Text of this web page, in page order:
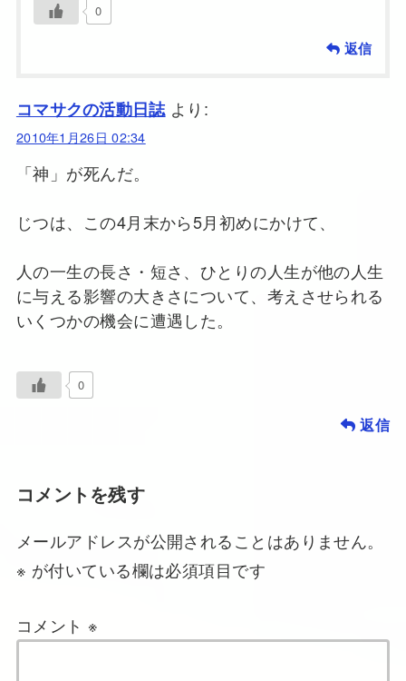
0
返信
コマサクの活動日誌 より:
2010年1月26日 02:34
「神」が死んだ。
じつは、この4月末から5月初めにかけて、
人の一生の長さ・短さ、ひとりの人生が他の人生
に与える影響の大きさについて、考えさせられる
いくつかの機会に遭遇した。
0
返信
コメントを残す
メールアドレスが公開されることはありません。
※ が付いている欄は必須項目です
コメント ※